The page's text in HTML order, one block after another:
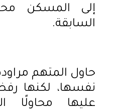
إلى المسكن
السابقة.
حاول المتهم
نفسها، لكنها
عليها محاولًا